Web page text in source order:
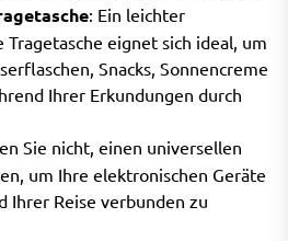
: Ein leichter
Tragetasche eignet sich ideal, um
Snacks, Sonnencreme
Ihrer Erkundungen durch
Sie nicht, einen universellen
um Ihre elektronischen Geräte
Ihrer Reise verbunden zu